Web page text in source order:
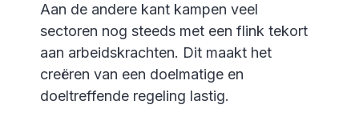
Aan de andere kant kampen veel
sectoren nog steeds met een flink tekort
aan arbeidskrachten. Dit maakt het
creëren van een doelmatige en
doeltreffende regeling lastig.